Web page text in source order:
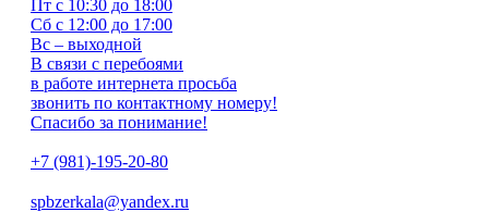
Пт с 10:30 до 18:00
Сб с 12:00 до 17:00
Вс – выходной
В связи с перебоями
в работе интернета просьба
звонить по контактному номеру!
Спасибо за понимание!
+7 (981)-195-20-80
spbzerkala@yandex.ru